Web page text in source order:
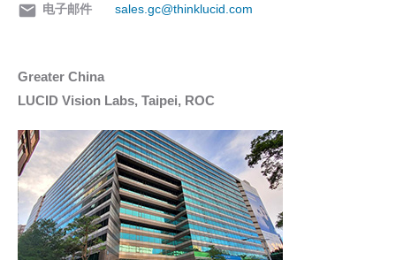
电子邮件 sales.gc@thinklucid.com
Greater China
LUCID Vision Labs, Taipei, ROC